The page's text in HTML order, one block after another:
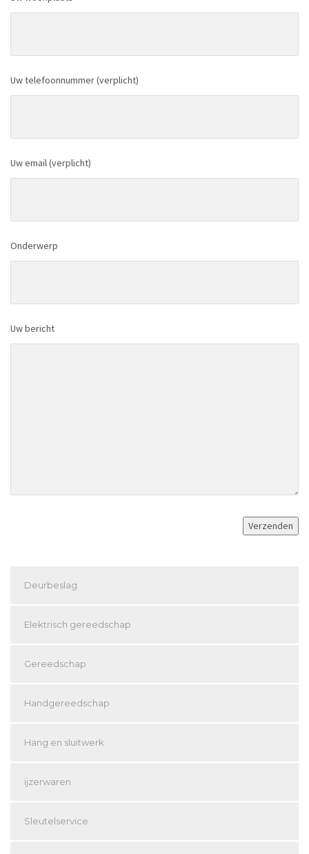
Uw telefoonnummer (verplicht)
Uw email (verplicht)
Onderwerp
Uw bericht
Deurbeslag
Elektrisch gereedschap
Gereedschap
Handgereedschap
Hang en sluitwerk
ijzerwaren
Sleutelservice